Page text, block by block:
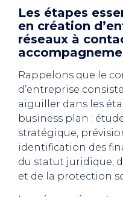
Les étapes
en création
réseaux à
Rappelons que le
d’entreprise
aiguiller dans les
business plan :
stratégique,
identification des
du statut juridique,
et de la protection